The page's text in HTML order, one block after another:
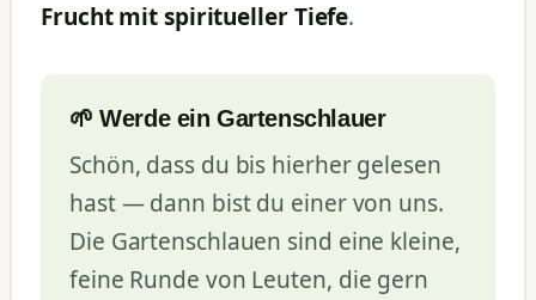
Frucht mit spiritueller Tiefe.
🌱 Werde ein Gartenschlauer
Schön, dass du bis hierher gelesen
hast — dann bist du einer von uns.
Die Gartenschlauen sind eine kleine,
feine Runde von Leuten, die gern